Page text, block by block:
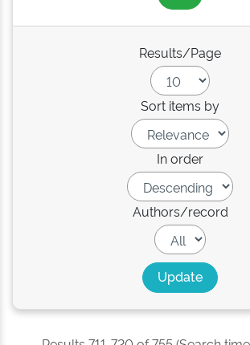
Results/Page
Sort items by
In order
Authors/record